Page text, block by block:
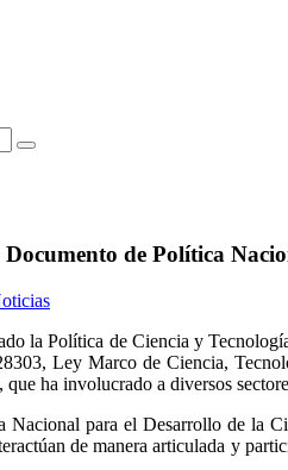
de Política
la Política de Ciencia y
Ley Marco de Ciencia,
que ha involucrado a diversos
Nacional para el Desarrollo de la
de manera articulada y